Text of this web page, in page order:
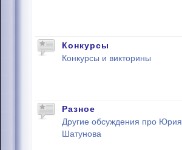
Конкурсы
Конкурсы и викторины
Разное
Другие обсуждения про Юрия
Шатунова